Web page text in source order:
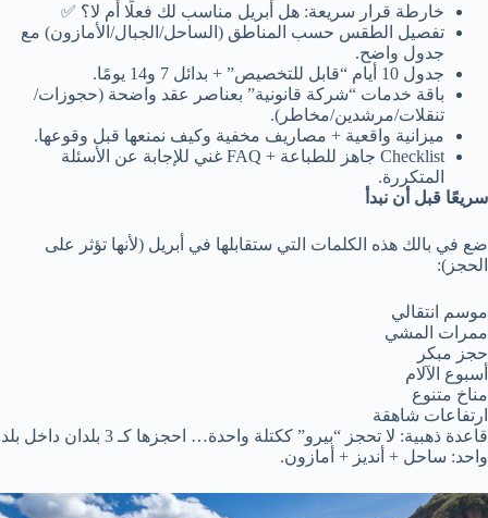
خارطة قرار سريعة: هل أبريل مناسب لك فعلًا أم لا؟ ✅
تفصيل الطقس حسب المناطق (الساحل/الجبال/الأمازون) مع
جدول واضح.
جدول 10 أيام “قابل للتخصيص” + بدائل 7 و14 يومًا.
باقة خدمات “شركة قانونية” بعناصر عقد واضحة (حجوزات/
تنقلات/مرشدين/مخاطر).
ميزانية واقعية + مصاريف مخفية وكيف نمنعها قبل وقوعها.
Checklist جاهز للطباعة + FAQ غني للإجابة عن الأسئلة
المتكررة.
سريعًا قبل أن نبدأ
ضع في بالك هذه الكلمات التي ستقابلها في أبريل (لأنها تؤثر على
الحجز):
موسم انتقالي
ممرات المشي
حجز مبكر
أسبوع الآلام
مناخ متنوع
ارتفاعات شاهقة
قاعدة ذهبية:
لا تحجز “بيرو” ككتلة واحدة… احجزها كـ 3 بلدان داخل بلد
واحد: ساحل + أنديز + أمازون.